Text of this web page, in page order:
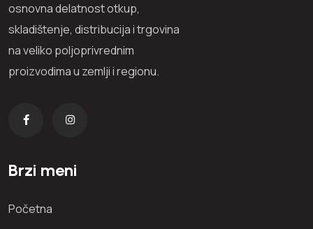
osnovna delatnost otkup,
skladištenje, distribucija i trgovina
na veliko poljoprivrednim
proizvodima u zemlji i regionu.
Brzi meni
Početna